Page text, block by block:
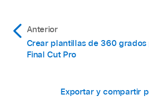
Anterior
Crear plantillas de 360 grados
Final Cut Pro
Exportar y compartir